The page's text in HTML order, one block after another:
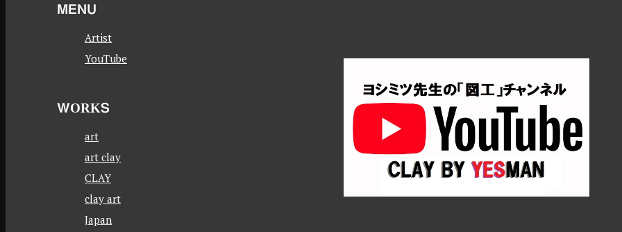
MENU
Artist
YouTube
WORKS
art
art clay
CLAY
clay art
Japan